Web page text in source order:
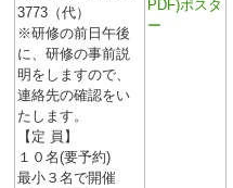
3773（代）
※研修の前日午後
に、研修の事前説
明をしますので、
連絡先の確認をい
たします。
【定 員】
１０名(要予約)
最小３名で開催
PDF)ポスタ
ー